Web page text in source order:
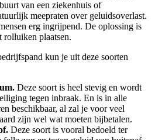
van een ziekenhuis of
meepraten over geluidsoverlast.
erg ingrijpend. De oplossing is
rolluiken plaatsen.
kun je uit deze soorten
Deze soort is heel stevig en wordt
tegen inbraak. En is in alle
beschikbaar, al zal je voor veel
zijn wel wat moeten bijbetalen.
Deze soort is vooral bedoeld ter